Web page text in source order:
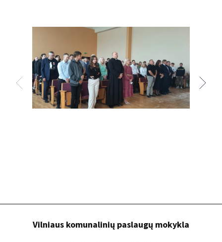
Vilniaus komunalinių paslaugų mokykla